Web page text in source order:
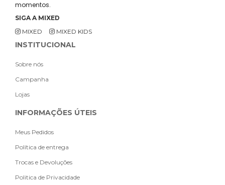
momentos.
SIGA A MIXED
MIXED
MIXED KIDS
INSTITUCIONAL
Sobre nós
Campanha
Lojas
INFORMAÇÕES ÚTEIS
Meus Pedidos
Política de entrega
Trocas e Devoluções
Politica de Privacidade